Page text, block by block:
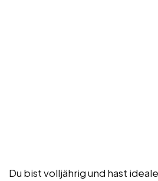
Du bist volljährig und hast